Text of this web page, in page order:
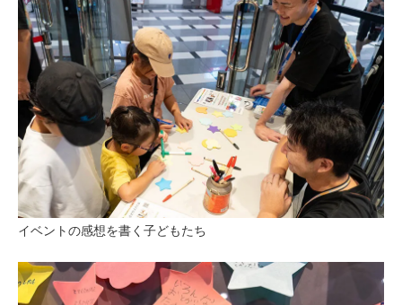
イベントの感想を書く子どもたち